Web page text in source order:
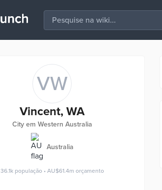
VW
Vincent, WA
City em Western Australia
Australia
36.1k população • AU$61.4m orçamento